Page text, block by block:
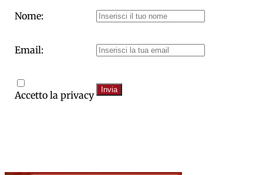
Nome:
Email:
Accetto la privacy Invia